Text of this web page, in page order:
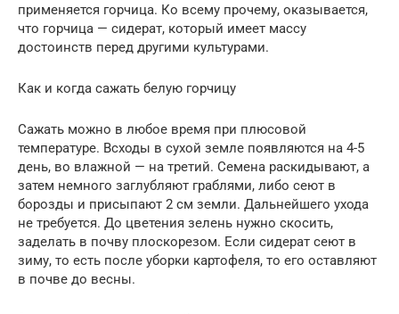
применяется горчица. Ко всему прочему, оказывается,
что горчица — сидерат, который имеет массу
достоинств перед другими культурами.
Как и когда сажать белую горчицу
Сажать можно в любое время при плюсовой
температуре. Всходы в сухой земле появляются на 4-5
день, во влажной — на третий. Семена раскидывают, а
затем немного заглубляют граблями, либо сеют в
борозды и присыпают 2 см земли. Дальнейшего ухода
не требуется. До цветения зелень нужно скосить,
заделать в почву плоскорезом. Если сидерат сеют в
зиму, то есть после уборки картофеля, то его оставляют
в почве до весны.